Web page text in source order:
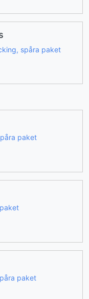
spåra paket
paket
paket